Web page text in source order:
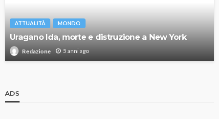
ATTUALITÀ MONDO
Uragano Ida, morte e distruzione a New York
Redazione 5 anni ago
ADS